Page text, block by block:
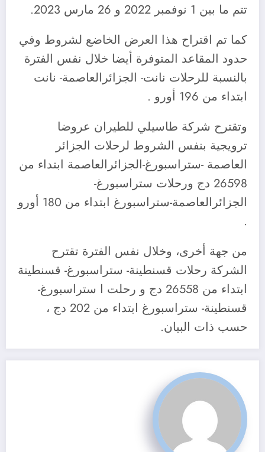
تتم ما بين 1 نوفمبر 2022 و 26 مارس 2023.
كما تم اقتراح هذا العرض الخاضع لشروط وفي
حدود المقاعد المتوفرة أيضا خلال نفس الفترة
بالنسبة للرحلات نانت- الجزائرالعاصمة- نانت
ابتداء من 196 أورو .
وتقترح شركة طاسيلي للطيران عروضا
ترويجية بنفس الشروط لرحلات الجزائر
العاصمة -ستراسبورغ-الجزائرالعاصمة ابتداء من
26598 دج ورحلات ستراسبورغ-
الجزائرالعاصمة-ستراسبورغ ابتداء من 180 أورو
.
من جهة أخرى، وخلال نفس الفترة تقترح
الشركة رحلات قسنطينة- ستراسبورغ- قسنطينة
ابتداء من 26558 دج و رحلت ا ستراسبورغ-
قسنطينة- ستراسبورغ ابتداء من 202 دج ،
حسب ذات البيان.